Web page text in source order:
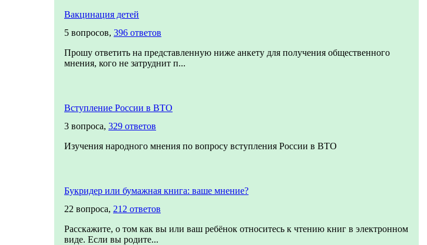
Вакцинация детей
5 вопросов, 396 ответов
Прошу ответить на представленную ниже анкету для получения общественного
мнения, кого не затруднит п...
Вступление России в ВТО
3 вопроса, 329 ответов
Изучения народного мнения по вопросу вступления России в ВТО
Букридер или бумажная книга: ваше мнение?
22 вопроса, 212 ответов
Расскажите, о том как вы или ваш ребёнок относитесь к чтению книг в электронном
виде. Если вы родите...